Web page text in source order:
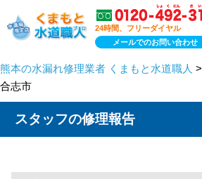
24時間、フリーダイヤル
メールでのお問い合わせ
熊本の水漏れ修理業者 くまもと水道職人 >
合志市
スタッフの修理報告